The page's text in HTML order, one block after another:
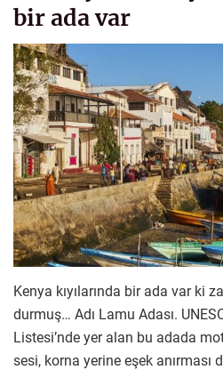
bir ada var
Kenya kıyılarında bir ada var ki
durmuş… Adı Lamu Adası.
Listesi’nde yer alan bu adada
sesi, korna yerine eşek anırması